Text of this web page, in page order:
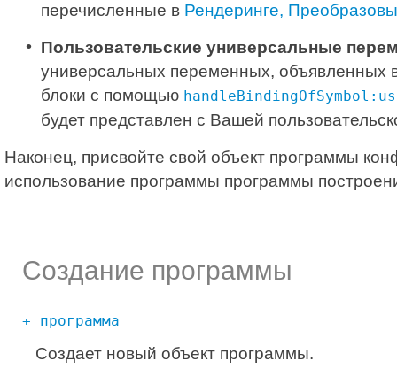
перечисленные в Рендеринге,
Пользовательские универсальные
универсальных переменных, объявленных
блоки с помощью
будет представлен с Вашей
Наконец, присвойте свой объект программы
использование программы программы
Создание программы
+ программа
Создает новый объект программы.